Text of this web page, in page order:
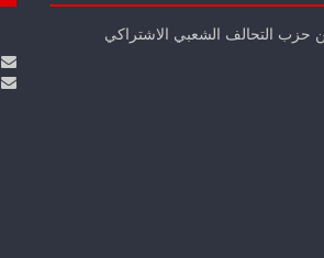
حزب التحالف الشعبي الاشتراكي